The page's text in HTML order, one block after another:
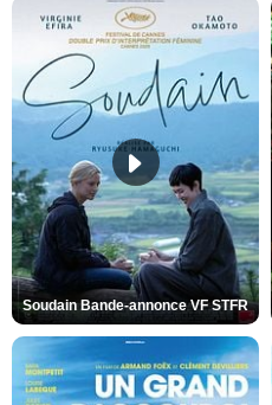
Soudain Bande-annonce VF STFR